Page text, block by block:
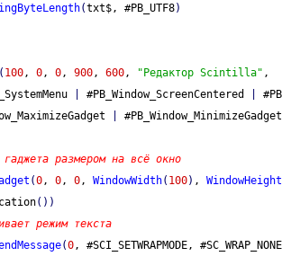
(txt$, #PB_UTF8)
100, 0, 0, 900, 600, "Редактор Scintilla" ,
#PB_Window_ScreenCentered
#PB_Window_MinimizeGadget
размером на всё окно
(0, 0, 0, WindowWidth( 100) , WindowHeight
( ) )
режим текста
(0, #SCI_SETWRAPMODE, #SC_WRAP_NONE